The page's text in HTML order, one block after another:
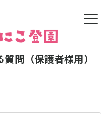
問（保護者様用）